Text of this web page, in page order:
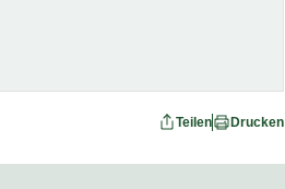
Teilen Drucken